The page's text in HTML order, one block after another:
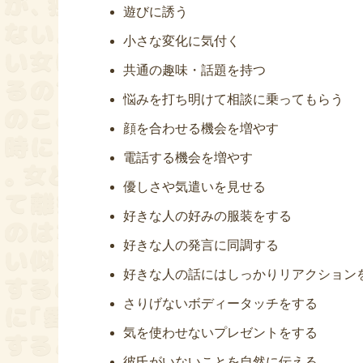
遊びに誘う
小さな変化に気付く
共通の趣味・話題を持つ
悩みを打ち明けて相談に乗ってもらう
顔を合わせる機会を増やす
電話する機会を増やす
優しさや気遣いを見せる
好きな人の好みの服装をする
好きな人の発言に同調する
好きな人の話にはしっかりリアクション
さりげないボディータッチをする
気を使わせないプレゼントをする